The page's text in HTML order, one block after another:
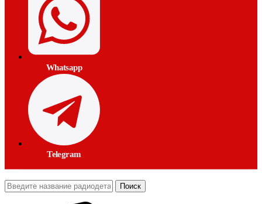
Whatsapp
Telegram
Поиск